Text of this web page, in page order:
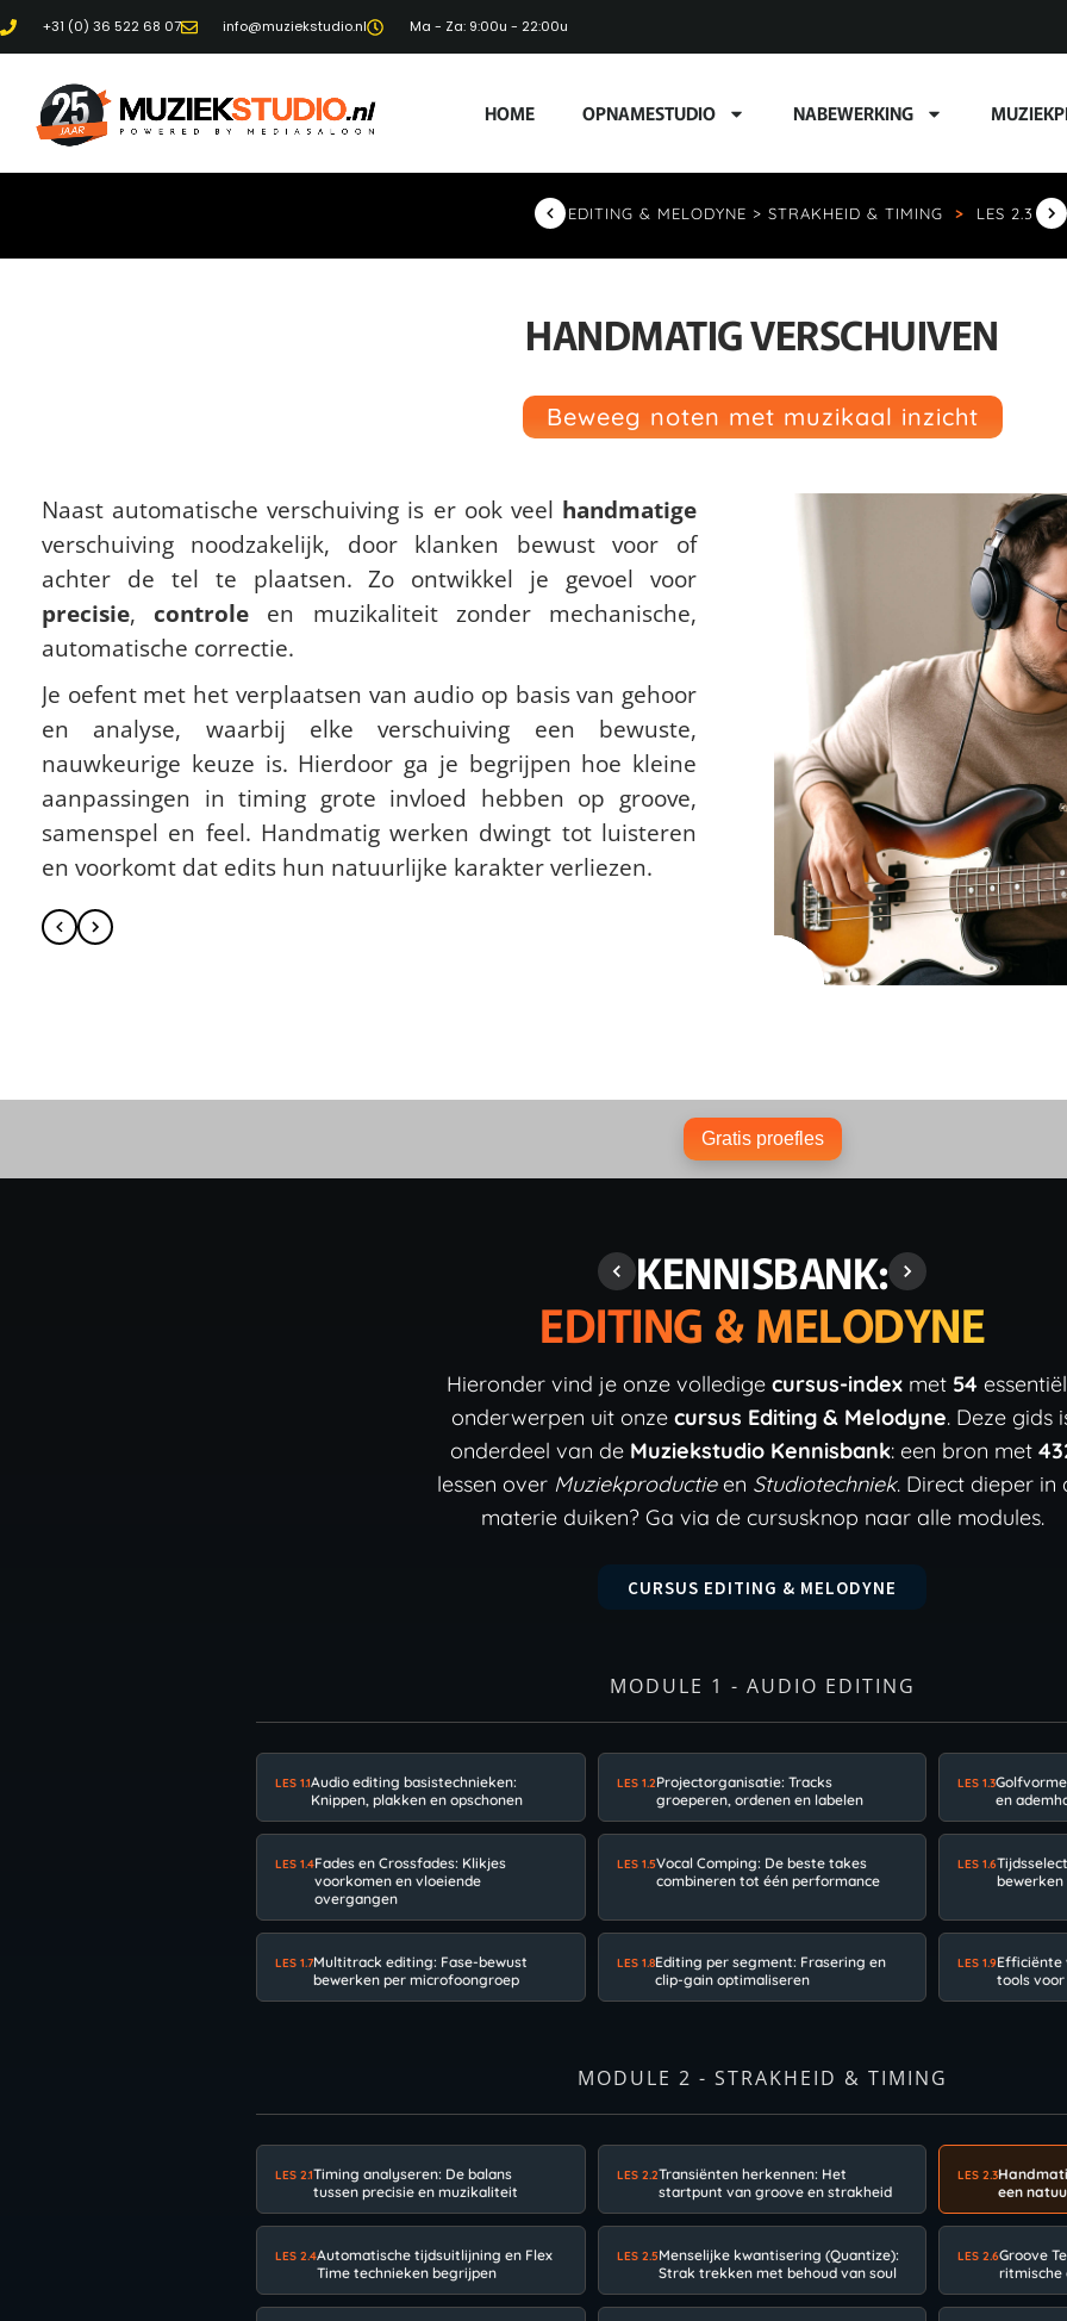
+31 (0) 36 522 68 07 info@muziekstudio.nl Ma - Za: 9:00u - 22:00u
HOME OPNAMESTUDIO NABEWERKING
EDITING & MELODYNE > STRAKHEID & TIMING > LES 2.3
HANDMATIG VERSCHUIVEN
Beweeg noten met muzikaal inzicht
Naast automatische verschuiving is er ook veel handmatige
verschuiving noodzakelijk, door klanken bewust voor of
achter de tel te plaatsen. Zo ontwikkel je gevoel voor
precisie, controle en muzikaliteit zonder mechanische,
automatische correctie.
Je oefent met het verplaatsen van audio op basis van gehoor
en analyse, waarbij elke verschuiving een bewuste,
nauwkeurige keuze is. Hierdoor ga je begrijpen hoe kleine
aanpassingen in timing grote invloed hebben op groove,
samenspel en feel. Handmatig werken dwingt tot luisteren
en voorkomt dat edits hun natuurlijke karakter verliezen.
Gratis proefles
KENNISBANK:
EDITING & MELODYNE
Hieronder vind je onze volledige cursus-indexmet 54
onderwerpen uit onze cursus Editing & Melodyne. Deze gids
onderdeel van de Muziekstudio Kennisbank: een bron met
lessen over Muziekproductieen Studiotechniek. Direct dieper in
materie duiken? Ga via de cursusknop naar alle modules.
CURSUS EDITING & MELODYNE
MODULE 1 - AUDIO EDITING
LES 1.1Audio editing basistechnieken:
Knippen, plakken en opschonen
LES 1.2Projectorganisatie: Tracks
groeperen, ordenen en labelen
LES 1.3
en
LES 1.4Fades en Crossfades: Klikjes
voorkomen en vloeiende
overgangen
LES 1.5Vocal Comping: De beste takes
combineren tot één performance
LES 1.6
LES 1.7Multitrack editing: Fase-bewust
bewerken per microfoongroep
LES 1.8Editing per segment: Frasering en
clip-gain optimaliseren
LES 1.9Efficiënte
tools
MODULE 2 - STRAKHEID & TIMING
LES 2.1Timing analyseren: De balans
tussen precisie en muzikaliteit
LES 2.2Transiënten herkennen: Het
startpunt van groove en strakheid
LES 2.3
een
LES 2.4Automatische tijdsuitlijning en Flex
Time technieken begrijpen
LES 2.5Menselijke kwantisering (Quantize):
Strak trekken met behoud van soul
LES 2.6Groove
ritmische